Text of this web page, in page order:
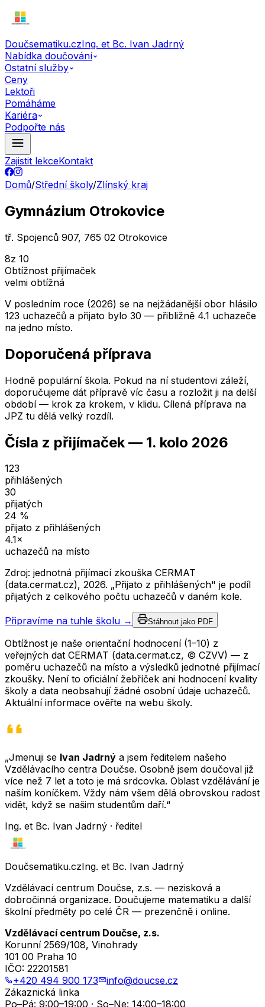
Doučsematiku.czIng. et Bc. Ivan Jadrný
Nabídka doučování
Ostatní služby
Ceny
Lektoři
Pomáháme
Kariéra
Podpořte nás
Zajistit lekceKontakt
Domů/Střední školy/Zlínský kraj
Gymnázium Otrokovice
tř. Spojenců 907, 765 02 Otrokovice
8z 10
Obtížnost přijímaček
velmi obtížná
V posledním roce (2026) se na nejžádanější obor hlásilo
123 uchazečů a přijato bylo 30 — přibližně 4.1 uchazeče
na jedno místo.
Doporučená příprava
Hodně populární škola. Pokud na ní studentovi záleží,
doporučujeme dát přípravě víc času a rozložit ji na delší
období — krok za krokem, v klidu. Cílená příprava na
JPZ tu dělá velký rozdíl.
Čísla z přijímaček — 1. kolo 2026
123
přihlášených
30
přijatých
24 %
přijato z přihlášených
4.1×
uchazečů na místo
Zdroj: jednotná přijímací zkouška CERMAT
(data.cermat.cz), 2026. „Přijato z přihlášených" je podíl
přijatých z celkového počtu uchazečů v daném kole.
Připravíme na tuhle školu → Stáhnout jako PDF
Obtížnost je naše orientační hodnocení (1–10) z
veřejných dat CERMAT (data.cermat.cz, © CZVV) — z
poměru uchazečů na místo a výsledků jednotné přijímací
zkoušky. Není to oficiální žebříček ani hodnocení kvality
školy a data neobsahují žádné osobní údaje uchazečů.
Aktuální informace ověřte na webu školy.
„Jmenuji se Ivan Jadrný a jsem ředitelem našeho
Vzdělávacího centra Doučse. Osobně jsem doučoval již
více než 7 let a toto je má srdcovka. Oblast vzdělávání je
naším koníčkem. Vždy nám všem dělá obrovskou radost
vidět, když se našim studentům daří.“
Ing. et Bc. Ivan Jadrný · ředitel
Doučsematiku.czIng. et Bc. Ivan Jadrný
Vzdělávací centrum Doučse, z.s. — nezisková a
dobročinná organizace. Doučujeme matematiku a další
školní předměty po celé ČR — prezenčně i online.
Vzdělávací centrum Doučse, z.s.
Korunní 2569/108, Vinohrady
101 00 Praha 10
IČO: 22201581
+420 494 900 173
info@doucse.cz
Zákaznická linka
Po–Pá: 9:00–19:00 · So–Ne: 14:00–18:00